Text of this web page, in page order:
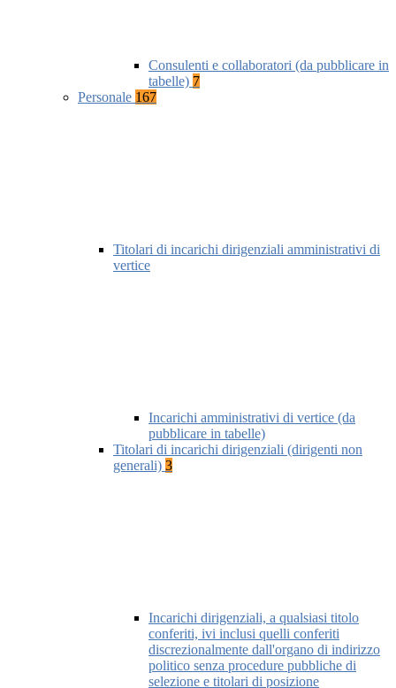
Consulenti e collaboratori (da pubblicare in
tabelle) 7
Personale 167
Titolari di incarichi dirigenziali amministrativi di
vertice
Incarichi amministrativi di vertice (da
pubblicare in tabelle)
Titolari di incarichi dirigenziali (dirigenti non
generali) 3
Incarichi dirigenziali, a qualsiasi titolo
conferiti, ivi inclusi quelli conferiti
discrezionalmente dall'organo di indirizzo
politico senza procedure pubbliche di
selezione e titolari di posizione